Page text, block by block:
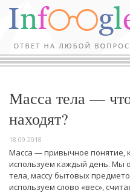
Масса тела —
находят?
18.09.2018
Масса — привычное понятие,
используем каждый день. Мы
тела, массу бытовых
используем слово «вес»,